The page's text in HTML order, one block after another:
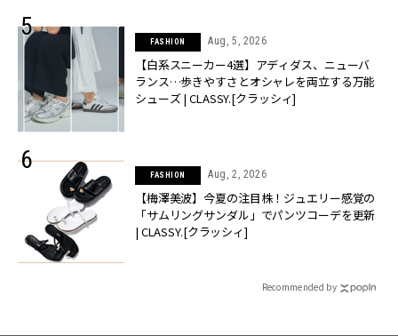
FASHION Aug, 5, 2026
【白系スニーカー4選】アディダス、ニューバ
ランス…歩きやすさとオシャレを両立する万能
シューズ | CLASSY.[クラッシィ]
FASHION Aug, 2, 2026
【梅澤美波】今夏の注目株！ジュエリー感覚の
「サムリングサンダル」でパンツコーデを更新
| CLASSY.[クラッシィ]
Recommended by